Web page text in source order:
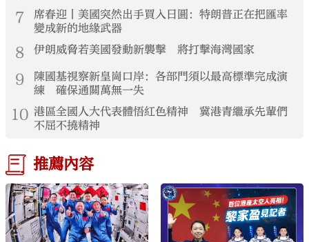
7
席春迎丨美國突然出手買入日圓：特朗普正在把匯率
變成新的地緣武器
8 伊朗威脅若美國發動新襲擊 將打擊海灣國家
9
陳國基視察新皇崗口岸：各部門須以最高標準完成演
練 確保通關萬無一失
10 港區全國人大代表體悟紅色精神 冀港青繼承先輩們
不屈不撓精神
推薦內容